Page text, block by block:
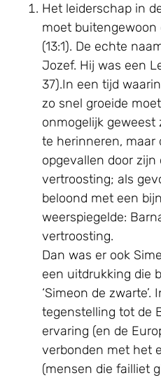
Het leiderschap in
moet buitengewoon
(13:1). De echte
Jozef. Hij was een
37).In een tijd
zo snel groeide
onmogelijk
te herinneren, maar
opgevallen door
vertroosting; als
beloond met een
weerspiegelde:
vertroosting.
Dan was er ook
een uitdrukking die
‘Simeon de
tegenstelling tot de
ervaring (en de
verbonden met het
(mensen die failliet